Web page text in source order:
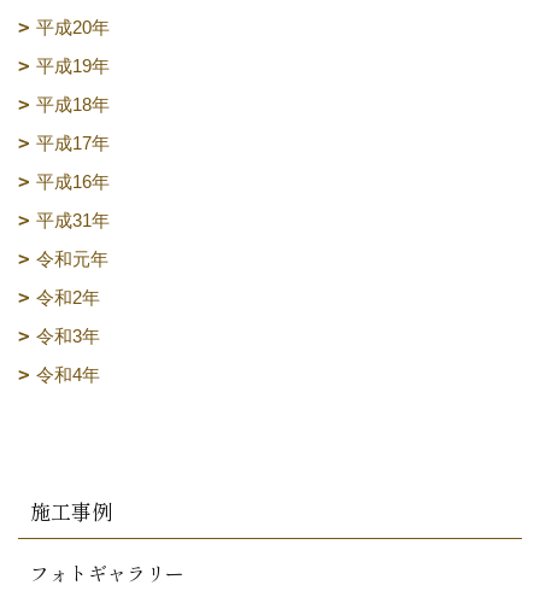
平成20年
平成19年
平成18年
平成17年
平成16年
平成31年
令和元年
令和2年
令和3年
令和4年
施工事例
フォトギャラリー